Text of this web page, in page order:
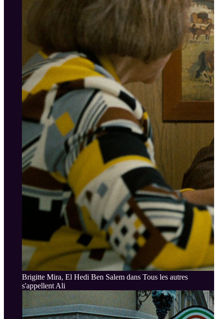
Brigitte Mira, El Hedi Ben Salem dans Tous les autres
s'appellent Ali